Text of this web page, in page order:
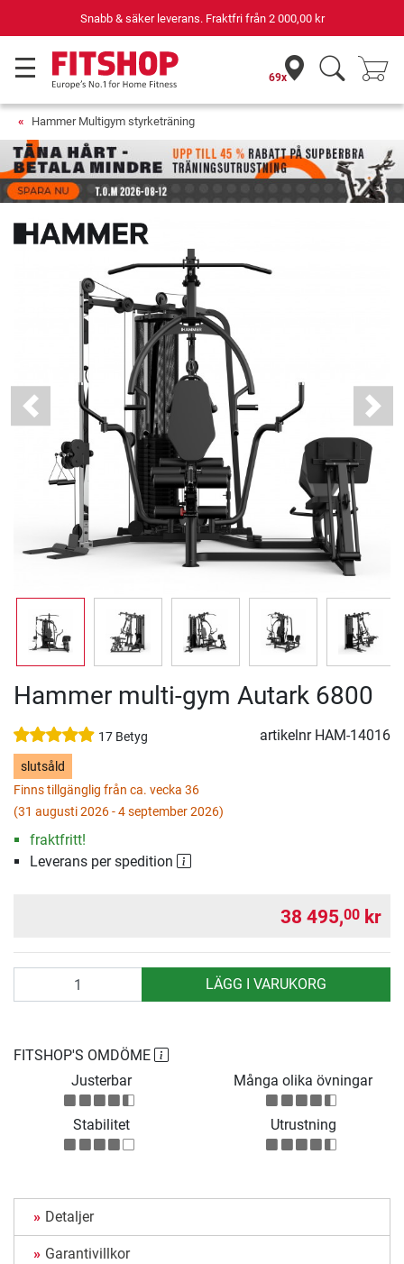
Din expert inom hemmaträning i 42 år
69x
Hammer Multigym styrketräning
Previous Next
Hammer multi-gym Autark 6800
17 Betyg artikelnr HAM-14016
slutsåld
Finns tillgänglig från ca. vecka 36
(31 augusti 2026 - 4 september 2026)
fraktfritt!
Leverans per spedition
38 495,00 kr
LÄGG I VARUKORG
FITSHOP'S OMDÖME
Justerbar
Många olika övningar
Stabilitet Utrustning
Detaljer
Garantivillkor